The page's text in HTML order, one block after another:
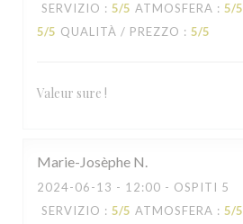
SERVIZIO : 5/5 ATMOSFERA : 5/5
5/5 QUALITÀ / PREZZO : 5/5
Valeur sure !
Marie-Josèphe N
2024-06-13 - 12:00 - OSPITI 5
SERVIZIO : 5/5 ATMOSFERA : 5/5